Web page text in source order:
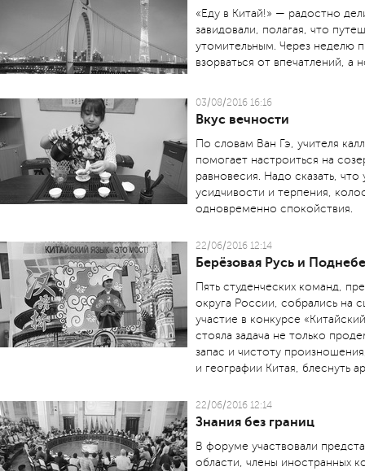
«Еду в Китай!» — радостно
завидовали, полагая, что
утомительным. Через неделю
взорваться от впечатлений, а
03/08/2016 16:16
Вкус вечности
По словам Ван Гэ, учителя
помогает настроиться на
равновесия. Надо сказать,
усидчивости и терпения,
одновременно спокойствия.
22/06/2016 12:14
Берёзовая Русь и
Пять студенческих команд,
округа России, собрались на
участие в конкурсе
стояла задача не только
запас и чистоту
и географии Китая, блеснуть
22/06/2016 12:14
Знания без границ
В форуме участвовали
области, члены иностранных